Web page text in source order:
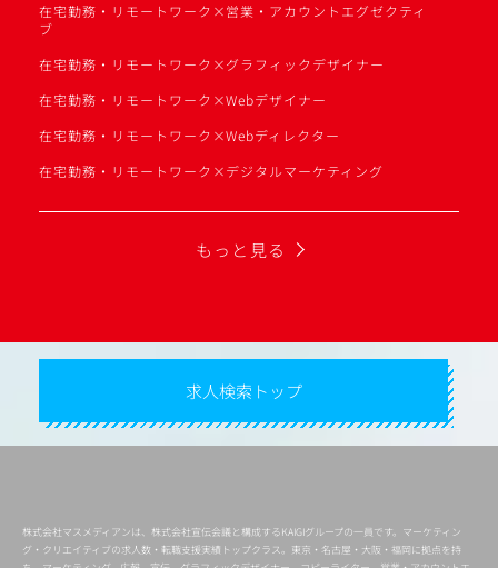
在宅勤務・リモートワーク×営業・アカウントエグゼクティ
ブ
在宅勤務・リモートワーク×グラフィックデザイナー
在宅勤務・リモートワーク×Webデザイナー
在宅勤務・リモートワーク×Webディレクター
在宅勤務・リモートワーク×デジタルマーケティング
もっと見る
求人検索トップ
株式会社マスメディアンは、株式会社宣伝会議と構成するKAIGIグループの一員です。マーケティン
グ・クリエイティブの求人数・転職支援実績トップクラス。東京・名古屋・大阪・福岡に拠点を持